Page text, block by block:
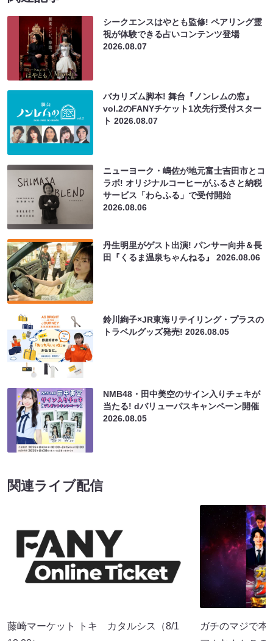
シークエンスはやとも監修! ペアリング霊
視が体験できる占いコンテンツ登場
2026.08.07
バカリズム脚本! 舞台『ノンレムの窓』
vol.2のFANYチケット1次先行受付スター
ト2026.08.07
ニューヨーク・嶋佐が地元富士吉田市とコ
ラボ! オリジナルコーヒーがふるさと納税
サービス「わらふる」で受付開始
2026.08.06
丹生明里がゲスト出演! パンサー向井＆長
田『くるま温泉ちゃんねる』2026.08.06
鈴川絢子×JR東海リテイリング・プラスの
トラベルグッズ発売!2026.08.05
NMB48・田中美空のサイン入りチェキが
当たる! dバリューパスキャンペーン開催
2026.08.05
関連ライブ配信
藤崎マーケット トキ カタルシス（8/1
ガチのマジで本